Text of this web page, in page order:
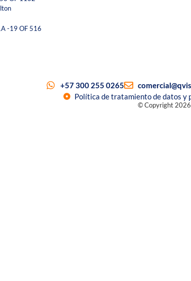
-19 OF 516
+57 300 255 0265
Política de tratamiento de datos y
© Copyright 2026